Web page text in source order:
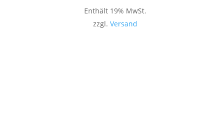
Enthält 19% MwSt.
zzgl. Versand